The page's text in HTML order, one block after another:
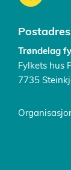
Trøndelag
Fylkets hus
7735